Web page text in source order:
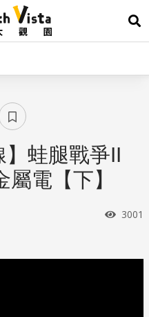
展
】蛙腿戰爭II
電【下】
瀏覽
3001